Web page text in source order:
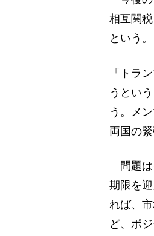
相互関
という。
「トラ
うとい
う。メ
両国の
問題は
期限を
れば、
ど、ポ